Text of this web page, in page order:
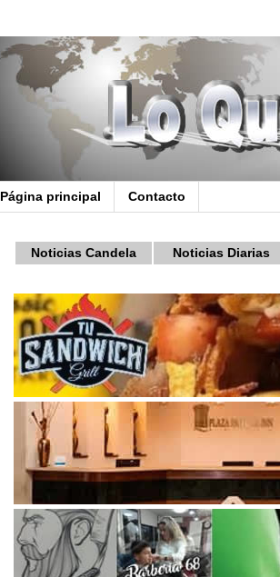
Página principal Contacto
Noticias Candela Noticias Diarias